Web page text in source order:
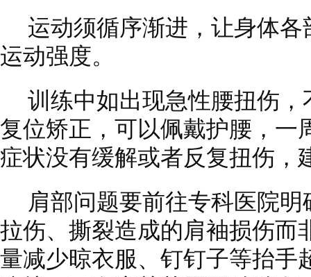
运动须循序渐进，让身体
运动强度。
训练中如出现急性腰扭伤
复位矫正，可以佩戴护腰，一
症状没有缓解或者反复扭伤，
肩部问题要前往专科医院
拉伤、撕裂造成的肩袖损伤而
量减少晾衣服、钉钉子等抬手